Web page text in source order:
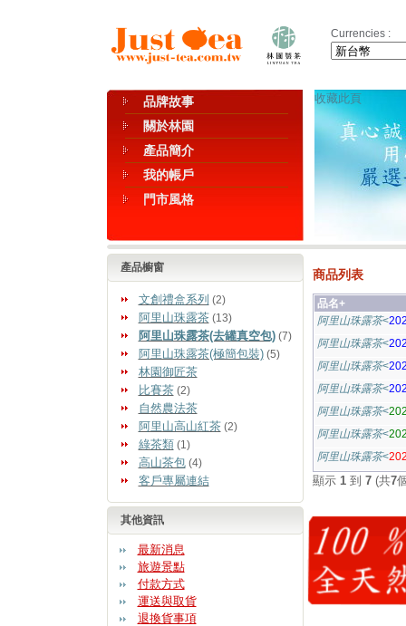
Currencies :
品牌故事
關於林園
產品簡介
我的帳戶
門市風格
收藏此頁
產品櫥窗
文創禮盒系列 (2)
阿里山珠露茶(13)
阿里山珠露茶(去罐真空包)(7)
阿里山珠露茶(極簡包裝)(5)
林園御匠茶
比賽茶(2)
自然農法茶
阿里山高山紅茶(2)
綠茶類 (1)
高山茶包(4)
客戶專屬連結
其他資訊
最新消息
旅遊景點
付款方式
運送與取貨
退換貨事項
商品列表
品名+
阿里山珠露茶<
阿里山珠露茶<
阿里山珠露茶<
阿里山珠露茶<
阿里山珠露茶<
阿里山珠露茶<
阿里山珠露茶<
顯示 1到 7(共7